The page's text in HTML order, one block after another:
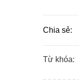
Chia sẻ:
Từ khóa: